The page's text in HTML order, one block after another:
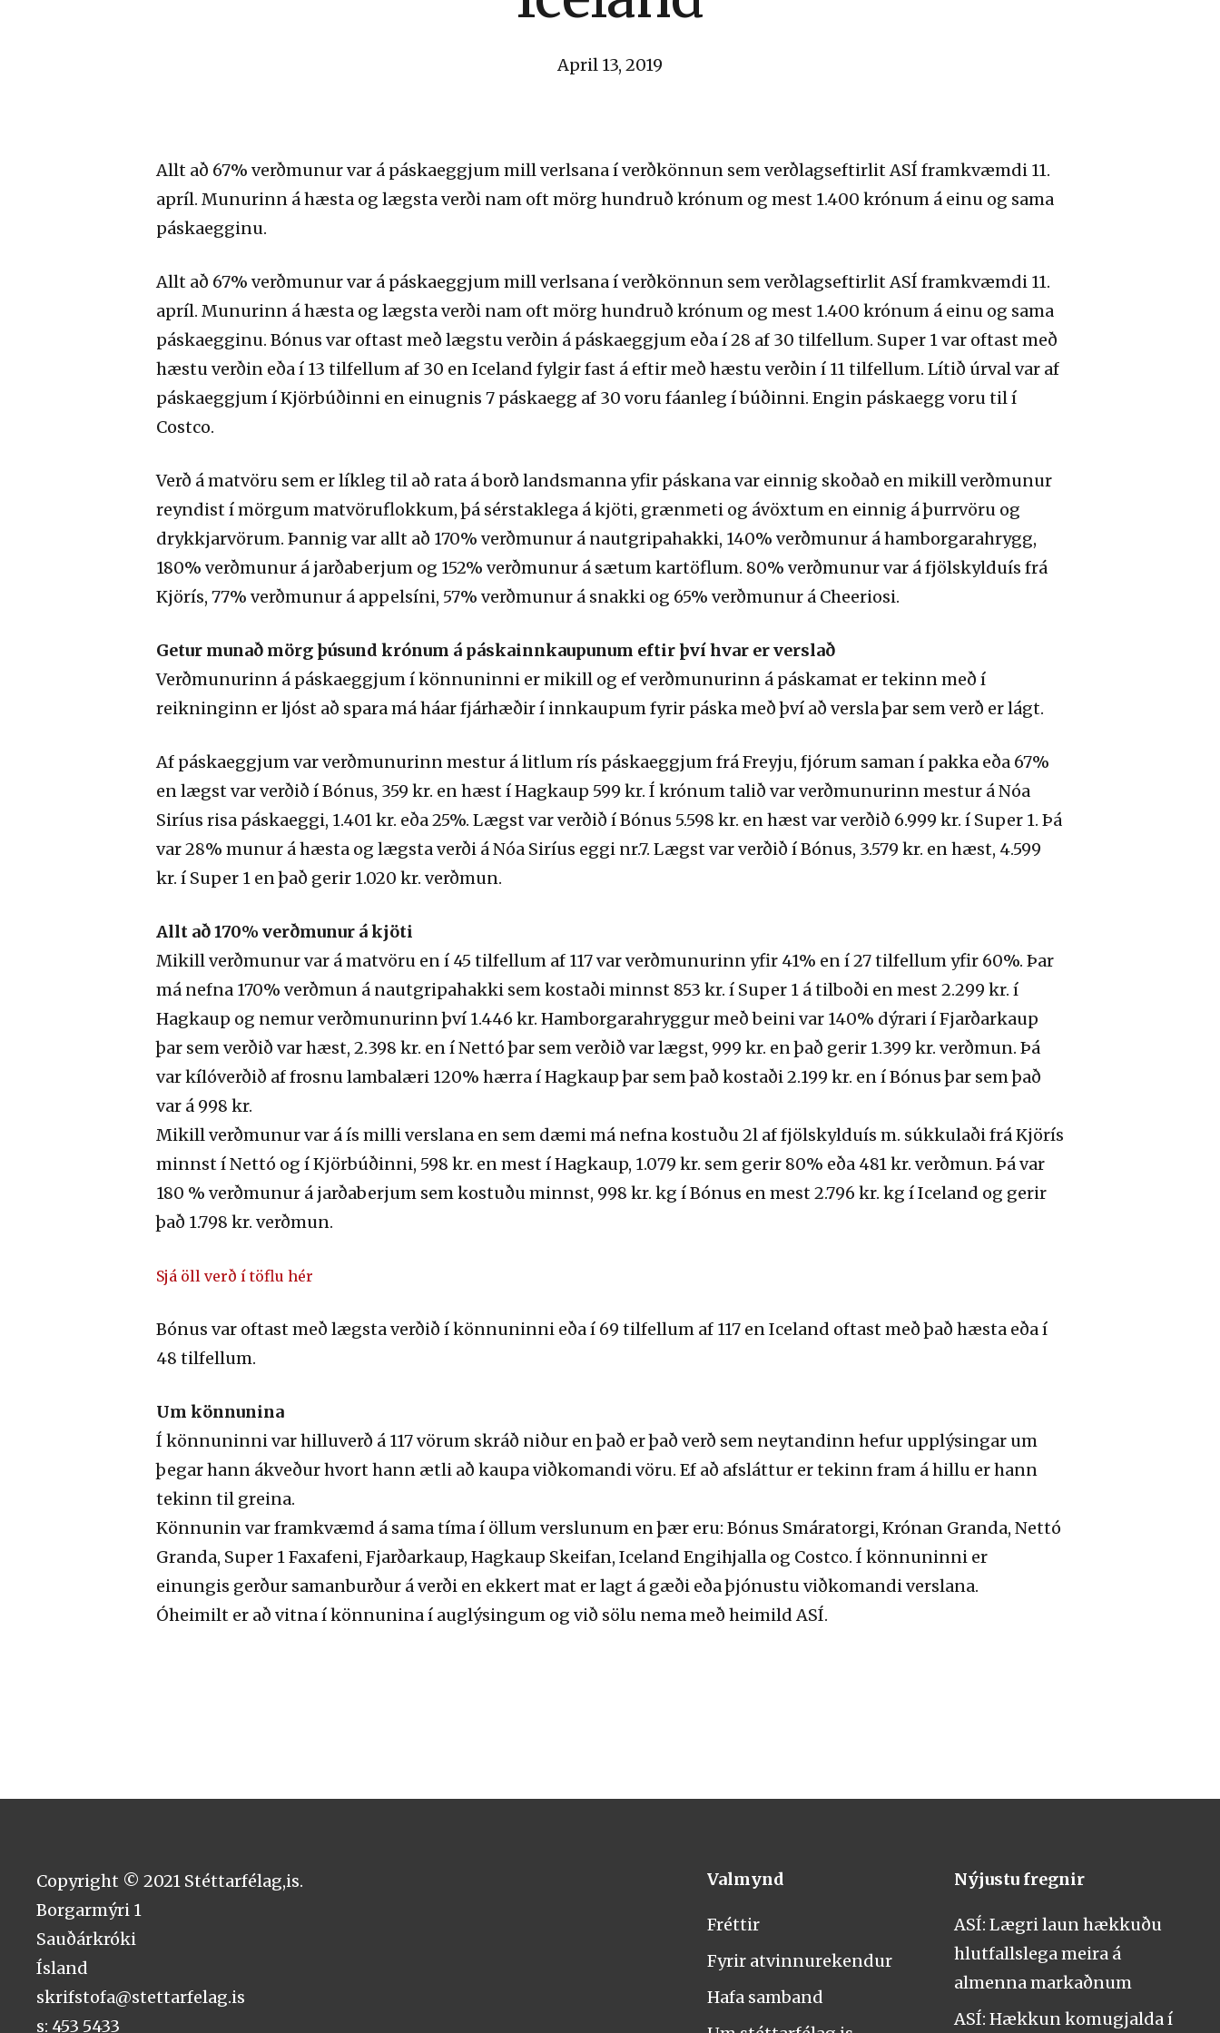
April 13, 2019
Allt að 67% verðmunur var á páskaeggjum mill verlsana í verðkönnun sem verðlagseftirlit ASÍ framkvæmdi 11.
apríl. Munurinn á hæsta og lægsta verði nam oft mörg hundruð krónum og mest 1.400 krónum á einu og sama
páskaegginu.
Allt að 67% verðmunur var á páskaeggjum mill verlsana í verðkönnun sem verðlagseftirlit ASÍ framkvæmdi 11.
apríl. Munurinn á hæsta og lægsta verði nam oft mörg hundruð krónum og mest 1.400 krónum á einu og sama
páskaegginu. Bónus var oftast með lægstu verðin á páskaeggjum eða í 28 af 30 tilfellum. Super 1 var oftast með
hæstu verðin eða í 13 tilfellum af 30 en Iceland fylgir fast á eftir með hæstu verðin í 11 tilfellum. Lítið úrval var af
páskaeggjum í Kjörbúðinni en einugnis 7 páskaegg af 30 voru fáanleg í búðinni. Engin páskaegg voru til í
Costco.
Verð á matvöru sem er líkleg til að rata á borð landsmanna yfir páskana var einnig skoðað en mikill verðmunur
reyndist í mörgum matvöruflokkum, þá sérstaklega á kjöti, grænmeti og ávöxtum en einnig á þurrvöru og
drykkjarvörum. Þannig var allt að 170% verðmunur á nautgripahakki, 140% verðmunur á hamborgarahrygg,
180% verðmunur á jarðaberjum og 152% verðmunur á sætum kartöflum. 80% verðmunur var á fjölskylduís frá
Kjörís, 77% verðmunur á appelsíni, 57% verðmunur á snakki og 65% verðmunur á Cheeriosi.
Getur munað mörg þúsund krónum á páskainnkaupunum eftir því hvar er verslað
Verðmunurinn á páskaeggjum í könnuninni er mikill og ef verðmunurinn á páskamat er tekinn með í
reikninginn er ljóst að spara má háar fjárhæðir í innkaupum fyrir páska með því að versla þar sem verð er lágt.
Af páskaeggjum var verðmunurinn mestur á litlum rís páskaeggjum frá Freyju, fjórum saman í pakka eða 67%
en lægst var verðið í Bónus, 359 kr. en hæst í Hagkaup 599 kr. Í krónum talið var verðmunurinn mestur á Nóa
Siríus risa páskaeggi, 1.401 kr. eða 25%. Lægst var verðið í Bónus 5.598 kr. en hæst var verðið 6.999 kr. í Super 1. Þá
var 28% munur á hæsta og lægsta verði á Nóa Siríus eggi nr.7. Lægst var verðið í Bónus, 3.579 kr. en hæst, 4.599
kr. í Super 1 en það gerir 1.020 kr. verðmun.
Allt að 170% verðmunur á kjöti
Mikill verðmunur var á matvöru en í 45 tilfellum af 117 var verðmunurinn yfir 41% en í 27 tilfellum yfir 60%. Þar
má nefna 170% verðmun á nautgripahakki sem kostaði minnst 853 kr. í Super 1 á tilboði en mest 2.299 kr. í
Hagkaup og nemur verðmunurinn því 1.446 kr. Hamborgarahryggur með beini var 140% dýrari í Fjarðarkaup
þar sem verðið var hæst, 2.398 kr. en í Nettó þar sem verðið var lægst, 999 kr. en það gerir 1.399 kr. verðmun. Þá
var kílóverðið af frosnu lambalæri 120% hærra í Hagkaup þar sem það kostaði 2.199 kr. en í Bónus þar sem það
var á 998 kr.
Mikill verðmunur var á ís milli verslana en sem dæmi má nefna kostuðu 2l af fjölskylduís m. súkkulaði frá Kjörís
minnst í Nettó og í Kjörbúðinni, 598 kr. en mest í Hagkaup, 1.079 kr. sem gerir 80% eða 481 kr. verðmun. Þá var
180 % verðmunur á jarðaberjum sem kostuðu minnst, 998 kr. kg í Bónus en mest 2.796 kr. kg í Iceland og gerir
það 1.798 kr. verðmun.
Sjá öll verð í töflu hér
Bónus var oftast með lægsta verðið í könnuninni eða í 69 tilfellum af 117 en Iceland oftast með það hæsta eða í
48 tilfellum.
Um könnunina
Í könnuninni var hilluverð á 117 vörum skráð niður en það er það verð sem neytandinn hefur upplýsingar um
þegar hann ákveður hvort hann ætli að kaupa viðkomandi vöru. Ef að afsláttur er tekinn fram á hillu er hann
tekinn til greina.
Könnunin var framkvæmd á sama tíma í öllum verslunum en þær eru: Bónus Smáratorgi, Krónan Granda, Nettó
Granda, Super 1 Faxafeni, Fjarðarkaup, Hagkaup Skeifan, Iceland Engihjalla og Costco. Í könnuninni er
einungis gerður samanburður á verði en ekkert mat er lagt á gæði eða þjónustu viðkomandi verslana.
Óheimilt er að vitna í könnunina í auglýsingum og við sölu nema með heimild ASÍ.
Copyright © 2021 Stéttarfélag,is.
Borgarmýri 1
Sauðárkróki
Ísland
skrifstofa@stettarfelag.is
s: 453 5433
Valmynd
Fréttir
Fyrir atvinnurekendur
Hafa samband
Nýjustu fregnir
ASÍ: Lægri laun hækkuðu
hlutfallslega meira á
almenna markaðnum
ASÍ: Hækkun komugjalda í